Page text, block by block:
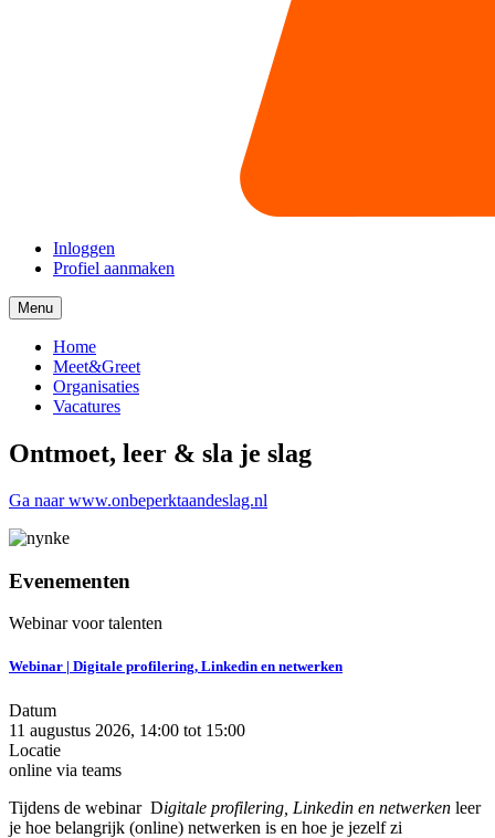
Inloggen
Profiel aanmaken
MenuMenu
collapsed
Home
Meet&Greet
Organisaties
Vacatures
Ontmoet, leer & sla je slag
Ga naar www.onbeperktaandeslag.nl
Evenementen
Webinar voor talenten
Webinar | Digitale profilering, Linkedin en netwerken
Datum
11 augustus 2026, 14:00 tot 15:00
Locatie
online via teams
Tijdens de webinar Digitale profilering, Linkedin en netwerken leer
je hoe belangrijk (online) netwerken is en hoe je jezelf zi